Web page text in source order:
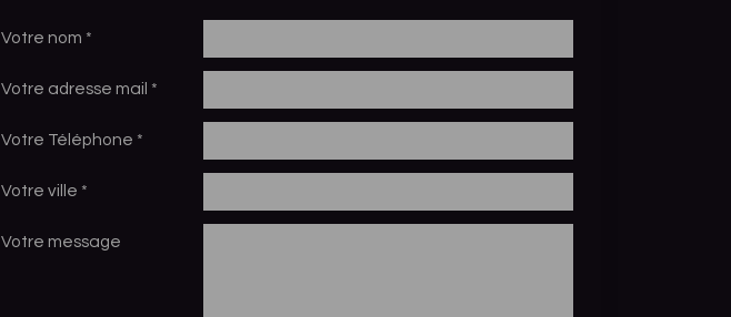
Votre nom *
Votre adresse mail *
Votre Téléphone *
Votre ville *
Votre message